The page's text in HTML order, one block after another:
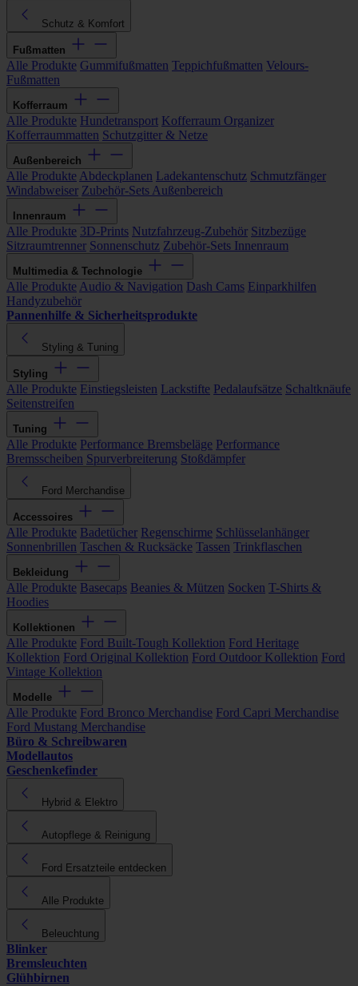
Schutz & Komfort
Fußmatten
Alle Produkte Gummifußmatten Teppichfußmatten Velours-
Fußmatten
Kofferraum
Alle Produkte Hundetransport Kofferraum Organizer
Kofferraummatten Schutzgitter & Netze
Außenbereich
Alle Produkte Abdeckplanen Ladekantenschutz Schmutzfänger
Windabweiser Zubehör-Sets Außenbereich
Innenraum
Alle Produkte 3D-Prints Nutzfahrzeug-Zubehör Sitzbezüge
Sitzraumtrenner Sonnenschutz Zubehör-Sets Innenraum
Multimedia & Technologie
Alle Produkte Audio & Navigation Dash Cams Einparkhilfen
Handyzubehör
Pannenhilfe & Sicherheitsprodukte
Styling & Tuning
Styling
Alle Produkte Einstiegsleisten Lackstifte Pedalaufsätze Schaltknäufe
Seitenstreifen
Tuning
Alle Produkte Performance Bremsbeläge Performance
Bremsscheiben Spurverbreiterung Stoßdämpfer
Ford Merchandise
Accessoires
Alle Produkte Badetücher Regenschirme Schlüsselanhänger
Sonnenbrillen Taschen & Rucksäcke Tassen Trinkflaschen
Bekleidung
Alle Produkte Basecaps Beanies & Mützen Socken T-Shirts &
Hoodies
Kollektionen
Alle Produkte Ford Built-Tough Kollektion Ford Heritage
Kollektion Ford Original Kollektion Ford Outdoor Kollektion Ford
Vintage Kollektion
Modelle
Alle Produkte Ford Bronco Merchandise Ford Capri Merchandise
Ford Mustang Merchandise
Büro & Schreibwaren
Modellautos
Geschenkefinder
Hybrid & Elektro
Autopflege & Reinigung
Ford Ersatzteile entdecken
Alle Produkte
Beleuchtung
Blinker
Bremsleuchten
Glühbirnen